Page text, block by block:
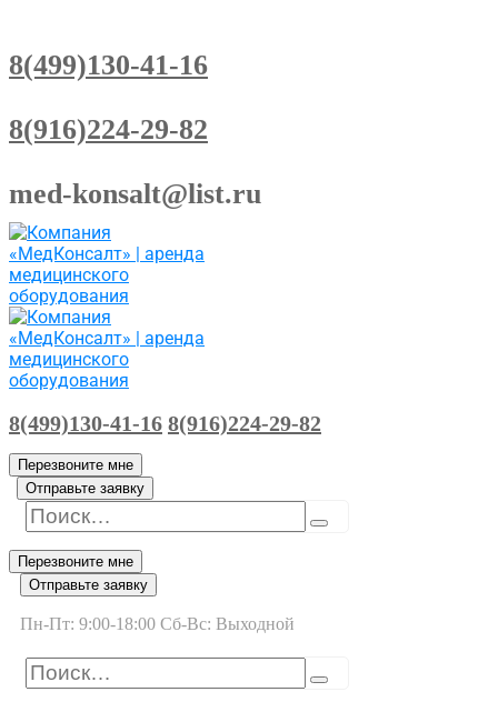
8(499)130-41-16
8(916)224-29-82
med-konsalt@list.ru
8(499)130-41-16 8(916)224-29-82
Перезвоните мне
Отправьте заявку
Перезвоните мне
Отправьте заявку
Пн-Пт: 9:00-18:00 Сб-Вс: Выходной